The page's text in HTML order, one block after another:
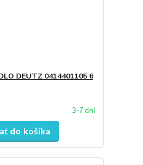
DEUTZ 0414401105 6
3-7 dní
do košíka